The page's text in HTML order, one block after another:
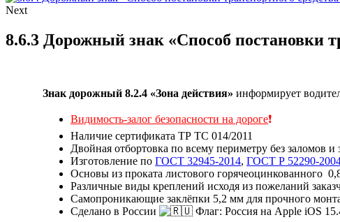
Next
8.6.3 Дорожный знак «Способ постановки
Знак дорожный 8.2.4 «Зона действия»информирует
Видимость-залог безопасности на дороге❗
Наличие сертификата ТР ТС 014/2011
Двойная отбортовка по всему периметру без заломов и
Изготовление поГОСТ 32945-2014,ГОСТ Р 52290-
Основы из проката листового горячеоцинкованного
Различные виды креплений исходя из пожеланий
Самопроникающие заклёпки 5,2 мм для прочного
Сделано в России